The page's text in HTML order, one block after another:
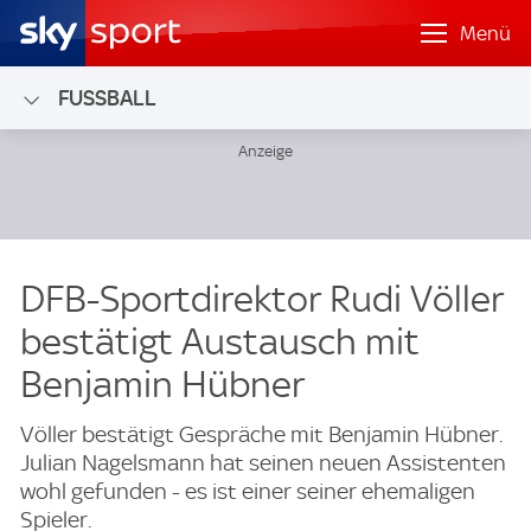
Menü
FUSSBALL
DFB-Sportdirektor Rudi Völler
bestätigt Austausch mit
Benjamin Hübner
Völler bestätigt Gespräche mit Benjamin Hübner.
Julian Nagelsmann hat seinen neuen Assistenten
wohl gefunden - es ist einer seiner ehemaligen
Spieler.